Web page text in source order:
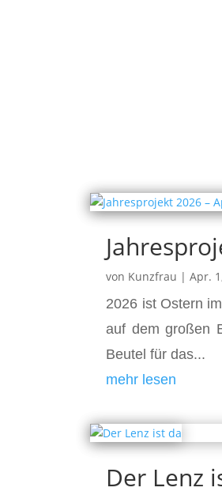
von Kunzfrau |Apr.
2026 ist Ostern
auf dem großen
Beutel für das...
mehr lesen
Der Lenz